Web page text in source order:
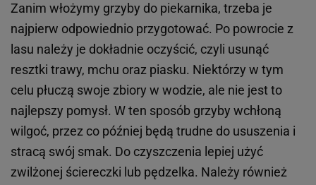
Zanim włożymy grzyby do piekarnika, trzeba je
najpierw odpowiednio przygotować. Po powrocie z
lasu należy je dokładnie oczyścić, czyli usunąć
resztki trawy, mchu oraz piasku. Niektórzy w tym
celu płuczą swoje zbiory w wodzie, ale nie jest to
najlepszy pomysł. W ten sposób grzyby wchłoną
wilgoć, przez co później będą trudne do ususzenia i
stracą swój smak. Do czyszczenia lepiej użyć
zwilżonej ściereczki lub pędzelka. Należy również